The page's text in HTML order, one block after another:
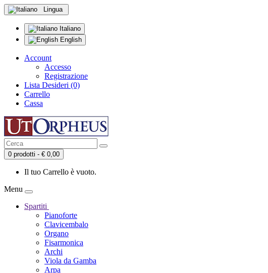
Lingua
Italiano
English
Account
Accesso
Registrazione
Lista Desideri (0)
Carrello
Cassa
0 prodotti - € 0,00
Il tuo Carrello è vuoto.
Menu
Spartiti
Pianoforte
Clavicembalo
Organo
Fisarmonica
Archi
Viola da Gamba
Arpa